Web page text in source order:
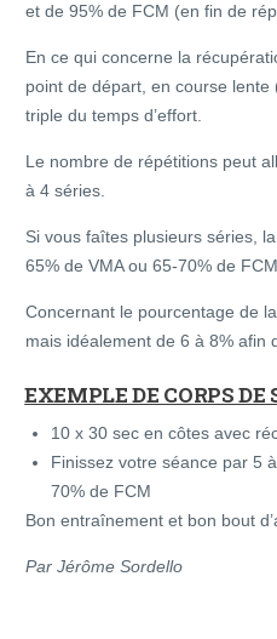
et de 95% de FCM (en fin de
En ce qui concerne la
point de départ, en course
triple du temps d’effort.
Le nombre de répétitions peut
à 4 séries.
Si vous faîtes plusieurs séries,
65% de VMA ou 65-70% de
Concernant le pourcentage de
mais idéalement de 6 à 8% afin
EXEMPLE DE CORPS DE
10 x 30 sec en côtes avec
Finissez votre séance par 5
70% de FCM
Bon entraînement et bon bout
Par Jérôme Sordello